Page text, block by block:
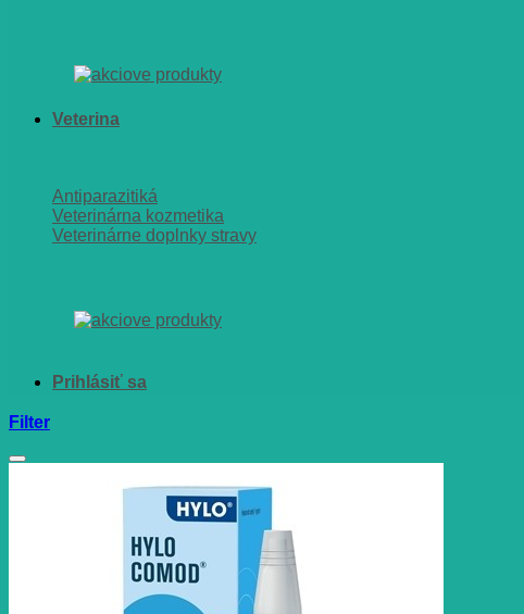
Veterina
Antiparazitiká
Veterinárna kozmetika
Veterinárne doplnky stravy
Filter